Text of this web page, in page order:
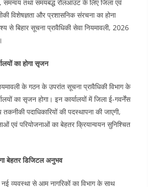
समन्वय तथा समयबद्ध रोलआउट के लिए जिला एवं
विशेषज्ञता और प्रशासनिक संरचना का होना
से बिहार सूचना प्रावैधिकी सेवा नियमावली, 2026
का होगा सृजन
के गठन के उपरांत सूचना प्रावैधिकी विभाग के
का सृजन होगा। इन कार्यालयों में जिला ई-गवर्नेंस
तकनीकी पदाधिकारियों की पदस्थापना की जाएगी,
एवं परियोजनाओं का बेहतर क्रियान्वयन सुनिश्चित
बेहतर डिजिटल अनुभव
नई व्यवस्था से आम नागरिकों का विभाग के साथ